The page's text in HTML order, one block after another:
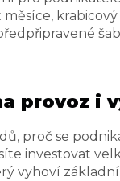
provoz i
proč se
investovat
vyhoví